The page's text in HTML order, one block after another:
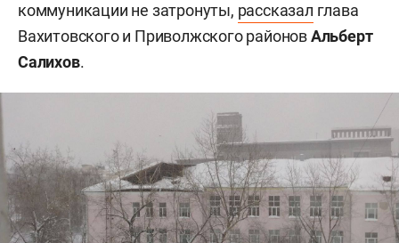
коммуникации не затронуты, рассказал глава
Вахитовского и Приволжского районовАльберт
Салихов.